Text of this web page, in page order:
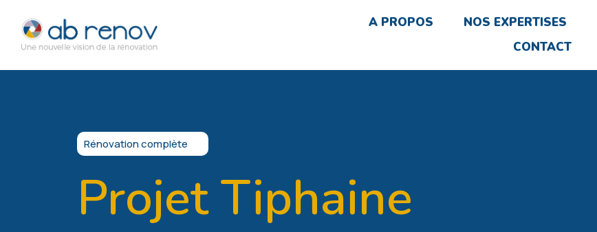
A PROPOS NOS EXPERTISES
CONTACT
Rénovation complète
Projet Tiphaine